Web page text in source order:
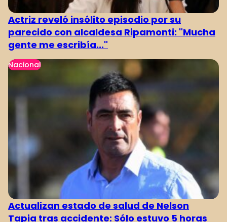
Actriz reveló insólito episodio por su
parecido con alcaldesa Ripamonti: "Mucha
gente me escribía..."
Nacional
Actualizan estado de salud de Nelson
Tapia tras accidente: Sólo estuvo 5 horas